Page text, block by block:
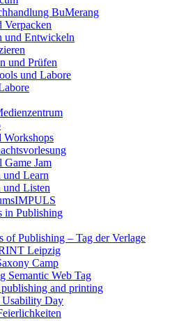
BuMerang
Verpacken
und Entwickeln
und Prüfen
und Labore
Workshops
Game Jam
und Learn
und Listen
in Publishing
of Publishing – Tag der Verlage
Leipzig
Camp
Semantic Web Tag
and printing
Day